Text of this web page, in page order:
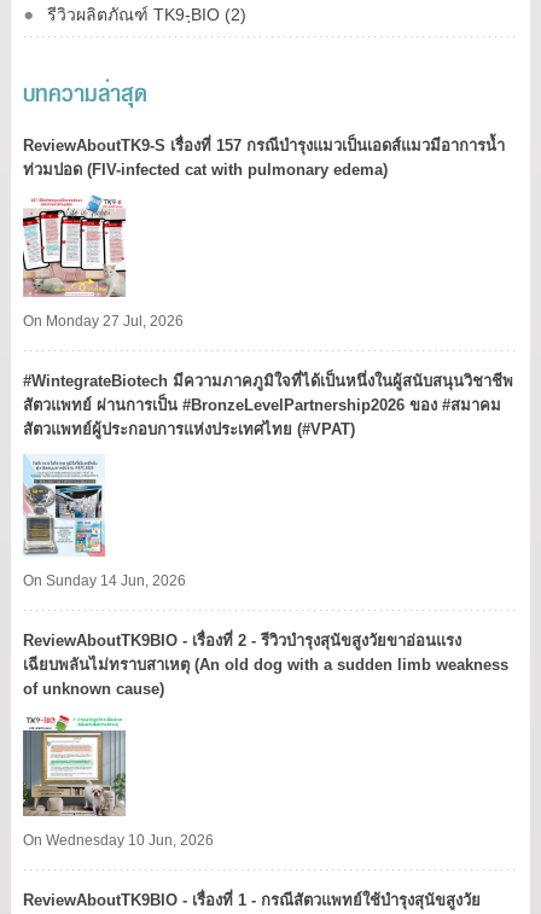
รีวิวผลิตภัณฑ์ TK9-ฺBIO (2)
บทความล่าสุด
ReviewAboutTK9-S เรื่องที่ 157 กรณีบำรุงแมวเป็นเอดส์แมวมีอาการน้ำ
ท่วมปอด (FIV-infected cat with pulmonary edema)
On Monday 27 Jul, 2026
#WintegrateBiotech มีความภาคภูมิใจที่ได้เป็นหนึ่งในผู้สนับสนุนวิชาชีพ
สัตวแพทย์ ผ่านการเป็น #BronzeLevelPartnership2026 ของ #สมาคม
สัตวแพทย์ผู้ประกอบการแห่งประเทศไทย (#VPAT)
On Sunday 14 Jun, 2026
ReviewAboutTK9BIO - เรื่องที่ 2 - รีวิวบำรุงสุนัขสูงวัยขาอ่อนแรง
เฉียบพลันไม่ทราบสาเหตุ (An old dog with a sudden limb weakness
of unknown cause)
On Wednesday 10 Jun, 2026
ReviewAboutTK9BIO - เรื่องที่ 1 - กรณีสัตวแพทย์ใช้บำรุงสุนัขสูงวัย